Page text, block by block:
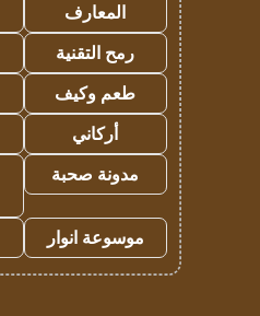
المعارف
رمح التقنية
طعم وكيف
أركاني
مدونة صحبة
موسوعة انوار